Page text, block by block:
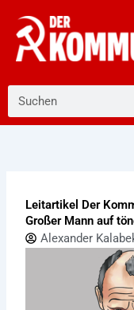
Inhalt
springen
Leitartikel Der
Großer Mann auf
Alexander